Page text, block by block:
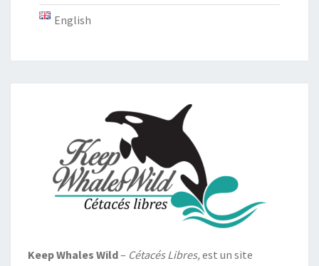
English
Keep Whales Wild– Cétacés Libres,est un site